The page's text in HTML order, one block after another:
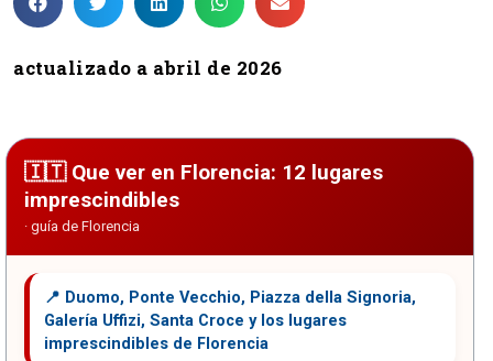
actualizado a abril de 2026
Que ver en Florencia: 12 lugares
imprescindibles